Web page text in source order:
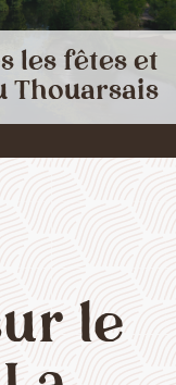
les fêtes et
Thouarsais
le